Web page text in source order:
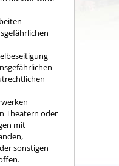
Theatern oder
mit
sonstigen